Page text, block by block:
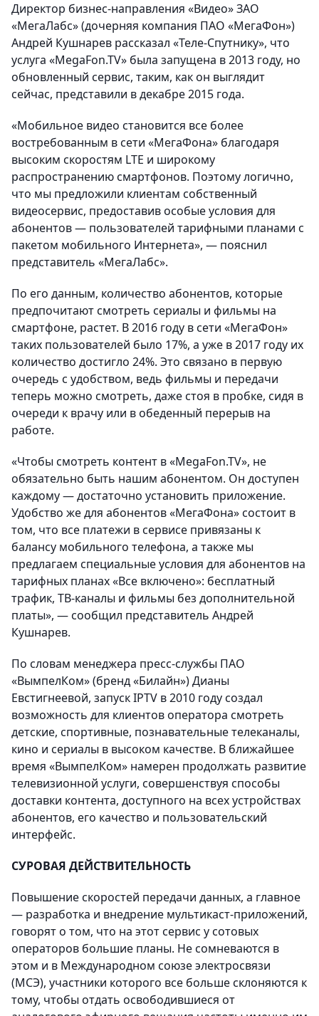
Директор бизнес-направления «Видео» ЗАО
«МегаЛабс» (дочерняя компания ПАО «МегаФон»)
Андрей Кушнарев рассказал «Теле-Спутнику», что
услуга «MegaFon.TV» была запущена в 2013 году, но
обновленный сервис, таким, как он выглядит
сейчас, представили в декабре 2015 года.
«Мобильное видео становится все более
востребованным в сети «МегаФона» благодаря
высоким скоростям LTE и широкому
распространению смартфонов. Поэтому логично,
что мы предложили клиентам собственный
видеосервис, предоставив особые условия для
абонентов — пользователей тарифными планами с
пакетом мобильного Интернета», — пояснил
представитель «МегаЛабс».
По его данным, количество абонентов, которые
предпочитают смотреть сериалы и фильмы на
смартфоне, растет. В 2016 году в сети «МегаФон»
таких пользователей было 17%, а уже в 2017 году их
количество достигло 24%. Это связано в первую
очередь с удобством, ведь фильмы и передачи
теперь можно смотреть, даже стоя в пробке, сидя в
очереди к врачу или в обеденный перерыв на
работе.
«Чтобы смотреть контент в «MegaFon.TV», не
обязательно быть нашим абонентом. Он доступен
каждому — достаточно установить приложение.
Удобство же для абонентов «МегаФона» состоит в
том, что все платежи в сервисе привязаны к
балансу мобильного телефона, а также мы
предлагаем специальные условия для абонентов на
тарифных планах «Все включено»: бесплатный
трафик, ТВ-каналы и фильмы без дополнительной
платы», — сообщил представитель Андрей
Кушнарев.
По словам менеджера пресс-службы ПАО
«ВымпелКом» (бренд «Билайн») Дианы
Евстигнеевой, запуск IPTV в 2010 году создал
возможность для клиентов оператора смотреть
детские, спортивные, познавательные телеканалы,
кино и сериалы в высоком качестве. В ближайшее
время «ВымпелКом» намерен продолжать развитие
телевизионной услуги, совершенствуя способы
доставки контента, доступного на всех устройствах
абонентов, его качество и пользовательский
интерфейс.
СУРОВАЯ ДЕЙСТВИТЕЛЬНОСТЬ
Повышение скоростей передачи данных, а главное
— разработка и внедрение мультикаст-приложений,
говорят о том, что на этот сервис у сотовых
операторов большие планы. Не сомневаются в
этом и в Международном союзе электросвязи
(МСЭ), участники которого все больше склоняются к
тому, чтобы отдать освободившиеся от